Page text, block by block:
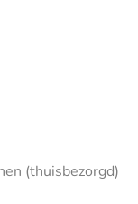
(thuisbezorgd)